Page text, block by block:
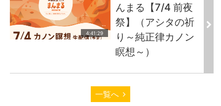
4:41:29
んまる【7/4 前夜
祭】（アシタの祈
り～純正律カノン
瞑想～）
一覧へ